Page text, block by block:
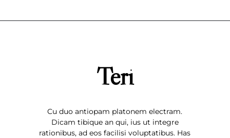
Teri
Cu duo antiopam platonem electram.
Dicam tibique an qui, ius ut integre
rationibus, ad eos facilisi voluptatibus. Has